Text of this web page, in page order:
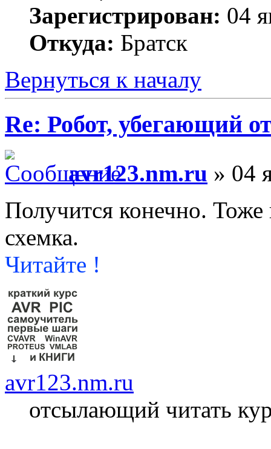
Зарегистрирован: 04
Откуда: Братск
Вернуться к началу
Re: Робот, убегающий
avr123.nm.ru » 04
Получится конечно.
схемка.
Читайте !
avr123.nm.ru
отсылающий читать